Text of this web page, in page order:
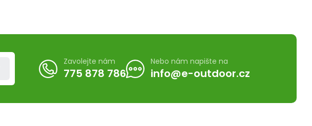
Zavolejte nám
775 878 786
Nebo nám napište na
info@e-outdoor.cz